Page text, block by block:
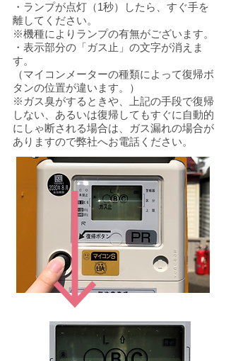
・ランプが点灯（1秒）したら、すぐ手を
離してください。
​※機種によりランプの有無がございます。
・表示部分の「ガス止」の文字が消えま
す。
（マイコンメーターの種類によって復帰ボ
タンの位置が違います。）
※ガス臭がするときや、上記の手段で復帰
しない、あるいは復帰してもすぐに自動的
にしゃ断される場合は、ガス漏れの場合が
ありますので弊社へお電話ください。